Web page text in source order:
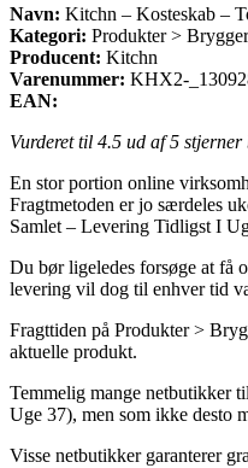
Navn: Kitchn – Kosteskab –
Kategori: Produkter >
Producent: Kitchn
Varenummer: KHX2-
EAN:
Vurderet til 4.5 ud af 5 stjerner
En stor portion online
Fragtmetoden er jo særdeles
Samlet – Levering Tidligst I
Du bør ligeledes forsøge at få
levering vil dog til enhver tid
Fragttiden på Produkter >
aktuelle produkt.
Temmelig mange netbutikker
Uge 37), men som ikke desto
Visse netbutikker garanterer